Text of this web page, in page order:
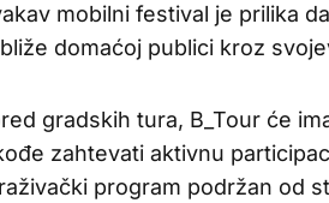
mobilni festival je prilika
domaćoj publici kroz
gradskih tura, B_Tour će
zahtevati aktivnu
program podržan od